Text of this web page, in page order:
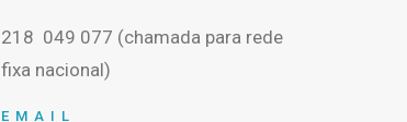
218 049 077 (chamada para rede
fixa nacional)
EMAIL